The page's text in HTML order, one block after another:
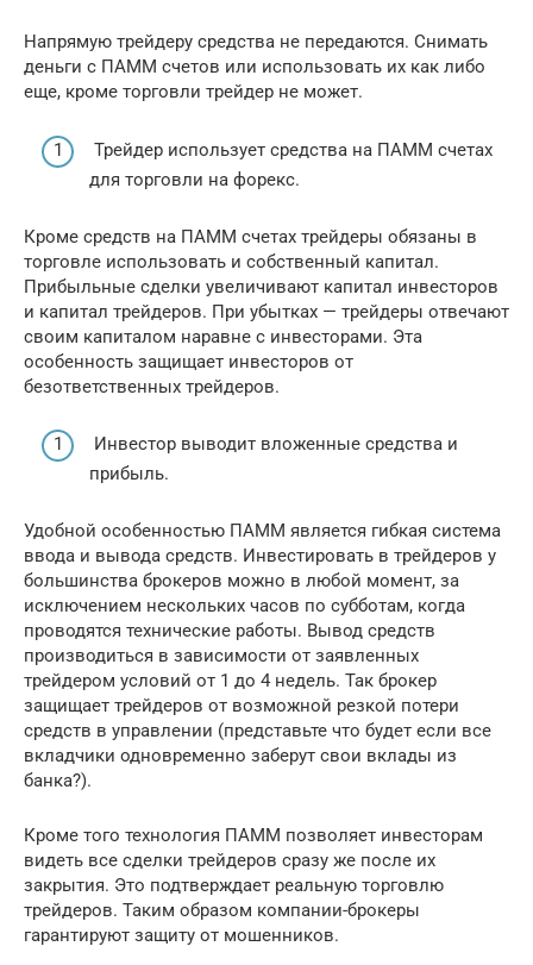
Напрямую трейдеру средства не передаются. Снимать
деньги с ПАММ счетов или использовать их как либо
еще, кроме торговли трейдер не может.
Трейдер использует средства на ПАММ счетах
для торговли на форекс.
Кроме средств на ПАММ счетах трейдеры обязаны в
торговле использовать и собственный капитал.
Прибыльные сделки увеличивают капитал инвесторов
и капитал трейдеров. При убытках — трейдеры отвечают
своим капиталом наравне с инвесторами. Эта
особенность защищает инвесторов от
безответственных трейдеров.
Инвестор выводит вложенные средства и
прибыль.
Удобной особенностью ПАММ является гибкая система
ввода и вывода средств. Инвестировать в трейдеров у
большинства брокеров можно в любой момент, за
исключением нескольких часов по субботам, когда
проводятся технические работы. Вывод средств
производиться в зависимости от заявленных
трейдером условий от 1 до 4 недель. Так брокер
защищает трейдеров от возможной резкой потери
средств в управлении (представьте что будет если все
вкладчики одновременно заберут свои вклады из
банка?).
Кроме того технология ПАММ позволяет инвесторам
видеть все сделки трейдеров сразу же после их
закрытия. Это подтверждает реальную торговлю
трейдеров. Таким образом компании-брокеры
гарантируют защиту от мошенников.